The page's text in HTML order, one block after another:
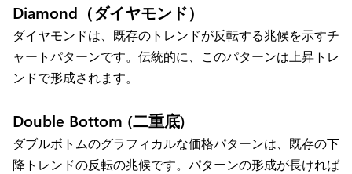
Diamond（ダイヤモンド）
ダイヤモンドは、既存のトレンドが反転する兆候を示すチ
ャートパターンです。伝統的に、このパターンは上昇トレ
ンドで形成されます。
Double Bottom (二重底)
ダブルボトムのグラフィカルな価格パターンは、既存の下
降トレンドの反転の兆候です。パターンの形成が長ければ